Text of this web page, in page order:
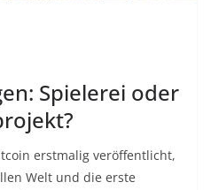
Spielerei oder
erstmalig veröffentlicht,
Welt und die erste